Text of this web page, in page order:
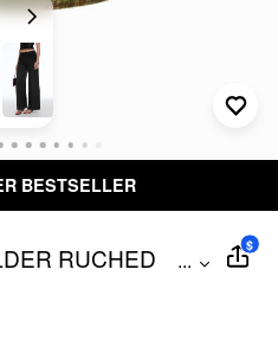
BESTSELLER
RUCHED
...
$